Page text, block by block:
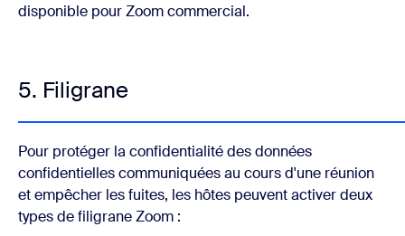
disponible pour Zoom commercial.
5. Filigrane
Pour protéger la confidentialité des données
confidentielles communiquées au cours d'une réunion
et empêcher les fuites, les hôtes peuvent activer deux
types de filigrane Zoom :